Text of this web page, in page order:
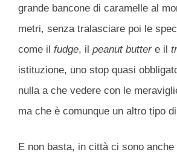
grande bancone di caramelle al
metri, senza tralasciare poi le
come il fudge, il peanut butter e il
istituzione, uno stop quasi
nulla a che vedere con le
ma che è comunque un altro tipo
E non basta, in città ci sono anche